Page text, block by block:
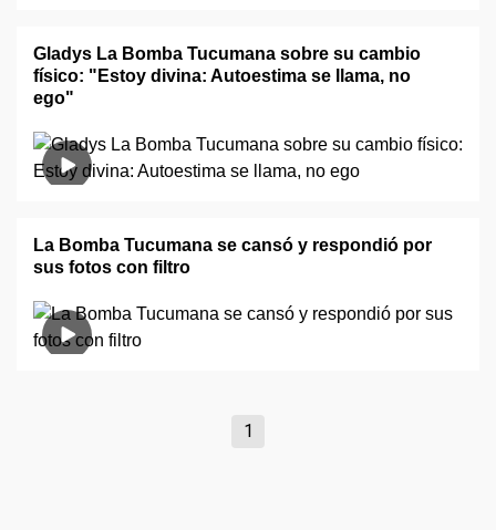
Gladys La Bomba Tucumana sobre su cambio
físico: "Estoy divina: Autoestima se llama, no
ego"
La Bomba Tucumana se cansó y respondió por
sus fotos con filtro
1